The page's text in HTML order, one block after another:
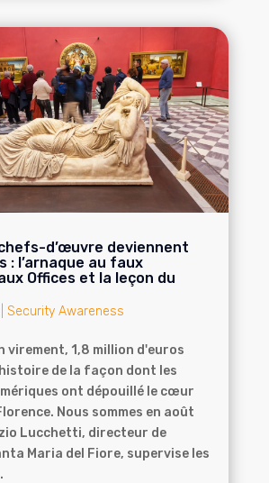
d’œuvre deviennent
: l’arnaque au faux
Offices et la leçon du
Security Awareness
virement, 1,8 million d'euros
de la façon dont les
ont dépouillé le cœur
Nous sommes en août
Lucchetti, directeur de
Maria del Fiore, supervise les